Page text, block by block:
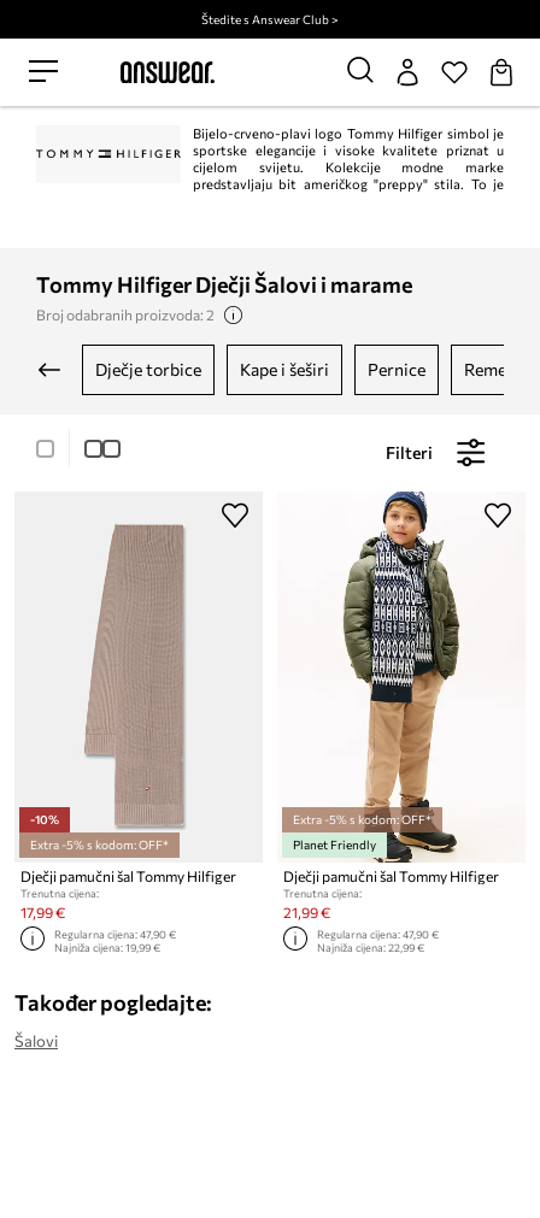
Štedite s Answear Club >
Bijelo-crveno-plavi logo Tommy Hilfiger simbol je
sportske elegancije i visoke kvalitete priznat u
cijelom svijetu. Kolekcije modne marke
predstavljaju bit američkog "preppy" stila. To je
Tommy Hilfiger Dječji Šalovi i marame
Broj odabranih proizvoda: 2
dječje torbice kape i šeširi pernice remenje
Filteri
-10%
Extra -5% s kodom: OFF*
Dječji pamučni šal Tommy Hilfiger
Trenutna cijena:
17,99 €
Regularna cijena:47,90 €
Najniža cijena:19,99 €
Extra -5% s kodom: OFF*
Planet Friendly
Dječji pamučni šal Tommy Hilfiger
Trenutna cijena:
21,99 €
Regularna cijena:47,90 €
Najniža cijena:22,99 €
Također pogledajte:
Šalovi